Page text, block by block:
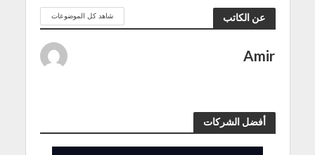
عن الكاتب شاهد كل الموضوعات
Amir
أفضل الشركات